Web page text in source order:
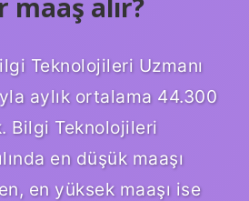
maaş alır?
Teknolojileri Uzmanı
aylık ortalama 44.300
Bilgi Teknolojileri
en düşük maaşı
en yüksek maaşı ise